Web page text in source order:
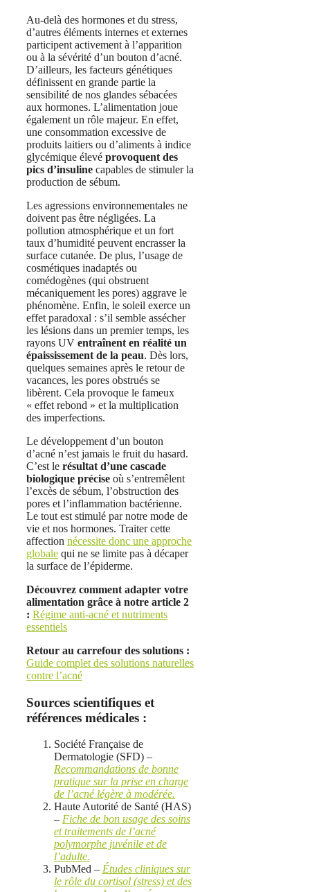
Au-delà des hormones et du stress,
d’autres éléments internes et externes
participent activement à l’apparition
ou à la sévérité d’un bouton d’acné.
D’ailleurs, les facteurs génétiques
définissent en grande partie la
sensibilité de nos glandes sébacées
aux hormones. L’alimentation joue
également un rôle majeur. En effet,
une consommation excessive de
produits laitiers ou d’aliments à indice
glycémique élevé provoquent des
pics d’insuline capables de stimuler la
production de sébum.
Les agressions environnementales ne
doivent pas être négligées. La
pollution atmosphérique et un fort
taux d’humidité peuvent encrasser la
surface cutanée. De plus, l’usage de
cosmétiques inadaptés ou
comédogènes (qui obstruent
mécaniquement les pores) aggrave le
phénomène. Enfin, le soleil exerce un
effet paradoxal : s’il semble assécher
les lésions dans un premier temps, les
rayons UV entraînent en réalité un
épaississement de la peau. Dès lors,
quelques semaines après le retour de
vacances, les pores obstrués se
libèrent. Cela provoque le fameux
« effet rebond » et la multiplication
des imperfections.
Le développement d’un bouton
d’acné n’est jamais le fruit du hasard.
C’est le résultat d’une cascade
biologique précise où s’entremêlent
l’excès de sébum, l’obstruction des
pores et l’inflammation bactérienne.
Le tout est stimulé par notre mode de
vie et nos hormones. Traiter cette
affection nécessite donc une approche
globale qui ne se limite pas à décaper
la surface de l’épiderme.
Découvrez comment adapter votre
alimentation grâce à notre article 2
: Régime anti-acné et nutriments
essentiels
Retour au carrefour des solutions :
Guide complet des solutions naturelles
contre l’acné
Sources scientifiques et
références médicales :
Société Française de
Dermatologie (SFD) –
Recommandations de bonne
pratique sur la prise en charge
de l’acné légère à modérée.
Haute Autorité de Santé (HAS)
– Fiche de bon usage des soins
et traitements de l’acné
polymorphe juvénile et de
l’adulte.
PubMed – Études cliniques sur
le rôle du cortisol (stress) et des